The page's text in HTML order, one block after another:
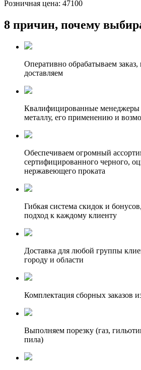
Розничная цена: 47100
8 причин, почему
Оперативно обрабатываем заказ,
доставляем
Квалифицированные менеджеры
металлу, его применению и
Обеспечиваем огромный
сертифицированного черного,
нержавеющего проката
Гибкая система скидок и
подход к каждому клиенту
Доставка для любой группы
городу и области
Комплектация сборных заказов
Выполняем порезку (газ,
пила)